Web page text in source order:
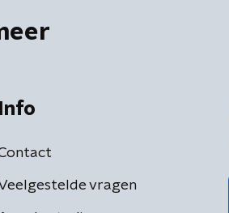
Info
vragen